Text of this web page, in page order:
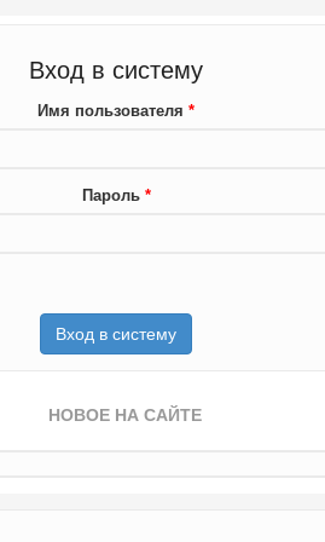
Вход в систему
Имя пользователя *
Пароль *
НОВОЕ НА САЙТЕ